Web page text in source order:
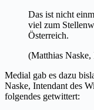
Das ist nicht
viel zum
Österreich.
(Matthias Naske,
Medial gab es dazu
Naske, Intendant des
folgendes getwittert: